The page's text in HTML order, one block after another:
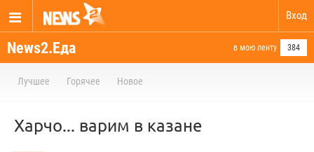
Вход
News2.Еда в мою ленту 384
Лучшее Горячее Новое
Харчо... варим в казане